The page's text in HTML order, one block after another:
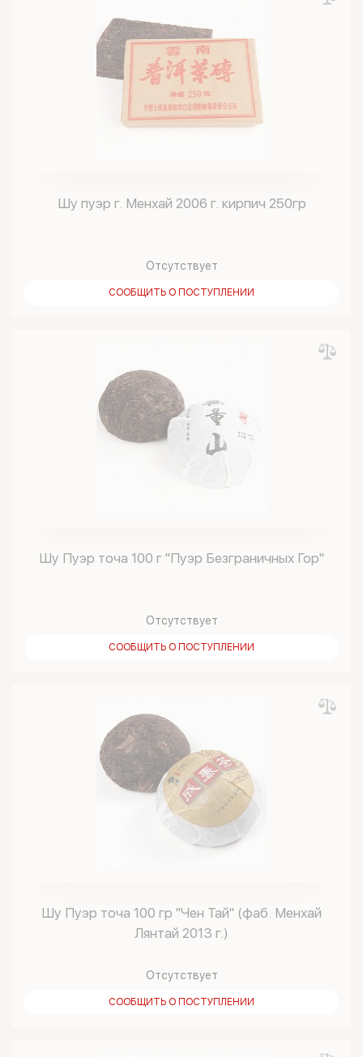
Шу пуэр г. Менхай 2006 г. кирпич 250гр
Отсутствует
СООБЩИТЬ О ПОСТУПЛЕНИИ
Шу Пуэр точа 100 г "Пуэр Безграничных Гор"
Отсутствует
СООБЩИТЬ О ПОСТУПЛЕНИИ
Шу Пуэр точа 100 гр "Чен Тай" (фаб. Менхай
Лянтай 2013 г.)
Отсутствует
СООБЩИТЬ О ПОСТУПЛЕНИИ